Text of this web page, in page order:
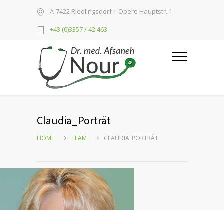
A-7422 Riedlingsdorf | Obere Hauptstr. 1
+43 (0)3357 / 42 463
Claudia_Porträt
HOME TEAM CLAUDIA_PORTRÄT